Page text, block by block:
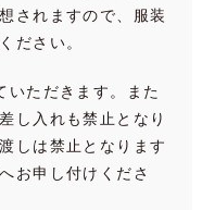
されますので、服装
ださい。
いただきます。また
し入れも禁止となり
しは禁止となります
お申し付けくださ